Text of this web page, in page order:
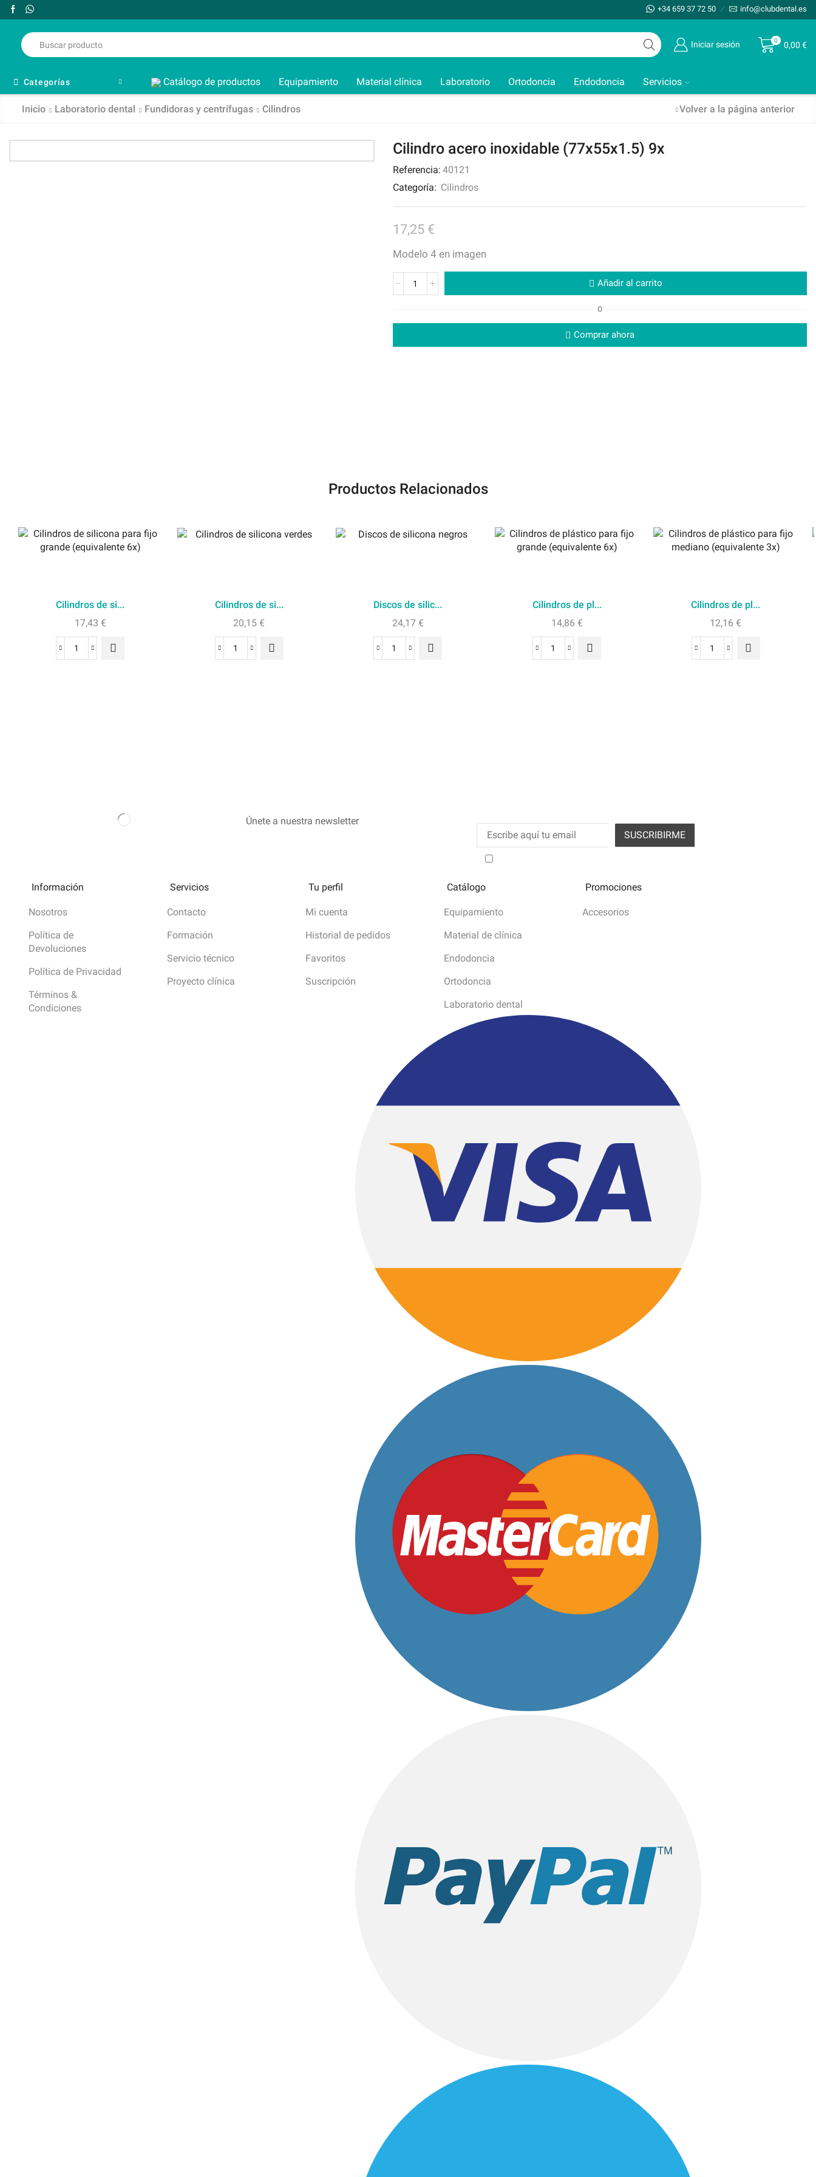
+34 659 37 72 50 info@clubdental.es
Iniciar sesión 0 0,00 €
Categorías Catálogo de productos Equipamiento Material clínica Laboratorio Ortodoncia Endodoncia Servicios
Inicio Laboratorio dental Fundidoras y centrífugas Cilindros Volver a la página anterior
Cilindro acero inoxidable (77x55x1.5) 9x
Referencia: 40121
Categoría: Cilindros
17,25 €
Modelo 4 en imagen
Añadir al carrito
O
Comprar ahora
Productos Relacionados
Cilindros de si...
17,43 €
Cilindros de si...
20,15 €
Discos de silic...
24,17 €
Cilindros de pl...
14,86 €
Cilindros de pl...
12,16 €
Únete a nuestra newsletter
Información
Nosotros
Política de
Devoluciones
Política de Privacidad
Términos &
Condiciones
Servicios
Contacto
Formación
Servicio técnico
Proyecto clínica
Tu perfil
Mi cuenta
Historial de pedidos
Favoritos
Suscripción
Catálogo
Equipamiento
Material de clínica
Endodoncia
Ortodoncia
Laboratorio dental
Promociones
Accesorios